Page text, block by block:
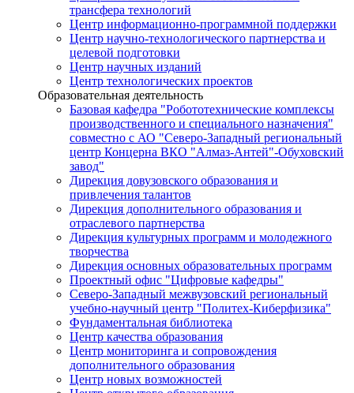
трансфера технологий
Центр информационно-программной поддержки
Центр научно-технологического партнерства и
целевой подготовки
Центр научных изданий
Центр технологических проектов
Образовательная деятельность
Базовая кафедра "Робототехнические комплексы
производственного и специального назначения"
совместно с АО "Северо-Западный региональный
центр Концерна ВКО "Алмаз-Антей"-Обуховский
завод"
Дирекция довузовского образования и
привлечения талантов
Дирекция дополнительного образования и
отраслевого партнерства
Дирекция культурных программ и молодежного
творчества
Дирекция основных образовательных программ
Проектный офис "Цифровые кафедры"
Северо-Западный межвузовский региональный
учебно-научный центр "Политех-Киберфизика"
Фундаментальная библиотека
Центр качества образования
Центр мониторинга и сопровождения
дополнительного образования
Центр новых возможностей